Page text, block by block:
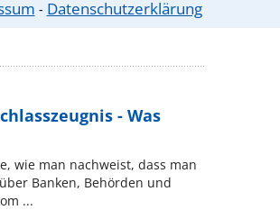
⁃ Datenschutzerklärung
das Geld und senden den
- Was
wie man nachweist, dass man
Banken, Behörden und
...